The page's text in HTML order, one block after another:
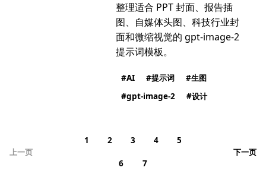
整理适合 PPT 封面、报告插
图、自媒体头图、科技行业封
面和微缩视觉的 gpt-image-2
提示词模板。
AI 提示词
生图
gpt-image-2
设计
上一页
1 2 3 4 5
6 7
下一页